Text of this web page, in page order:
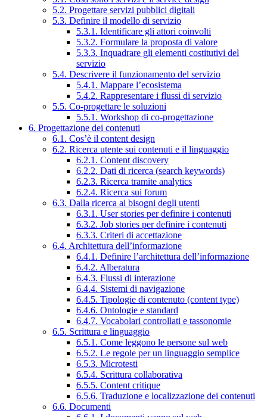
5.2. Progettare servizi pubblici digitali
5.3. Definire il modello di servizio
5.3.1. Identificare gli attori coinvolti
5.3.2. Formulare la proposta di valore
5.3.3. Inquadrare gli elementi costitutivi del
servizio
5.4. Descrivere il funzionamento del servizio
5.4.1. Mappare l’ecosistema
5.4.2. Rappresentare i flussi di servizio
5.5. Co-progettare le soluzioni
5.5.1. Workshop di co-progettazione
6. Progettazione dei contenuti
6.1. Cos’è il content design
6.2. Ricerca utente sui contenuti e il linguaggio
6.2.1. Content discovery
6.2.2. Dati di ricerca (search keywords)
6.2.3. Ricerca tramite analytics
6.2.4. Ricerca sui forum
6.3. Dalla ricerca ai bisogni degli utenti
6.3.1. User stories per definire i contenuti
6.3.2. Job stories per definire i contenuti
6.3.3. Criteri di accettazione
6.4. Architettura dell’informazione
6.4.1. Definire l’architettura dell’informazione
6.4.2. Alberatura
6.4.3. Flussi di interazione
6.4.4. Sistemi di navigazione
6.4.5. Tipologie di contenuto (content type)
6.4.6. Ontologie e standard
6.4.7. Vocabolari controllati e tassonomie
6.5. Scrittura e linguaggio
6.5.1. Come leggono le persone sul web
6.5.2. Le regole per un linguaggio semplice
6.5.3. Microtesti
6.5.4. Scrittura collaborativa
6.5.5. Content critique
6.5.6. Traduzione e localizzazione dei contenuti
6.6. Documenti